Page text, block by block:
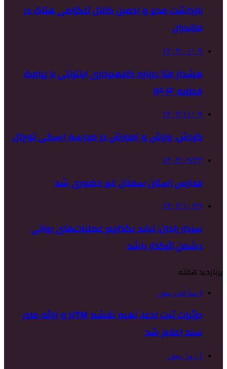
بازداشت مدیر و ادمین کانال تلگرامی هتاک در
مازندران
۱۴۰۴/۰۱/۰۹
هشدار فتا درباره کلاهبرداری اینترنتی با پیامک
فطریه ۱۴۰۴
۱۴۰۲/۱۱/۰۹
گردش، ورزش و آموزش در مدرسه اسکی توچال
۱۴۰۳/۰۹/۲۳
مدارس استان سمنان غیر حضوری شد
۱۴۰۲/۱۰/۲۹
سردار رادان: نباید بگذاریم عملیات‌های روانی
دشمن اثرگذار باشد
پربازدید هفته
4 ساعت پیش
جزئیات ثبت ادعا، تهیه نقشه UTM و ارائه مادر
سند اعلام شد
1 روز پیش